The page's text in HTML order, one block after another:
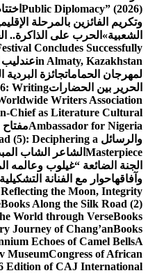
Public Diplomacy” (2026)
وتكريم الفائزين بالمرحلة
الشعبية» الحرب على الذاكرة..
Concludes Successfully
in Almaty, Kazakhstanعندليب
لمهرجان الحمامات
الحرير بين الحضاراتWriting
Writers Association
Chief as Literature Cultural
Ambassador for Nigeria
والرسائل (5): Deciphering a
Masterpiece الشاعر الشاب
الجنة الضائعة “غيلوب وعالمه
وآفاقهاحوار مع الفنانة
the Moon, Integrity
Books Along the Silk Road (2)
World through VerseBooks
Journey of Chang’anBooks
Echoes of Camel BellsA
MuseumCongress of African
Edition of CAJ International